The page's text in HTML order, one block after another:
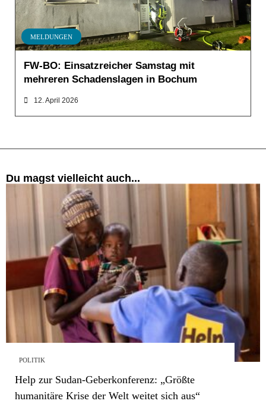
MELDUNGEN
FW-BO: Einsatzreicher Samstag mit
mehreren Schadenslagen in Bochum
12. April 2026
Du magst vielleicht auch...
POLITIK
Help zur Sudan-Geberkonferenz: „Größte
humanitäre Krise der Welt weitet sich aus“